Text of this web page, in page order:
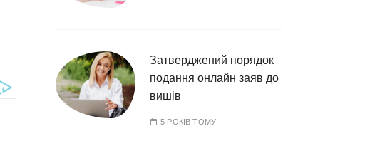
Затверджений порядок
подання онлайн заяв до
вишів
5 РОКІВ ТОМУ